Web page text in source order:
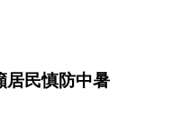
民慎防中暑